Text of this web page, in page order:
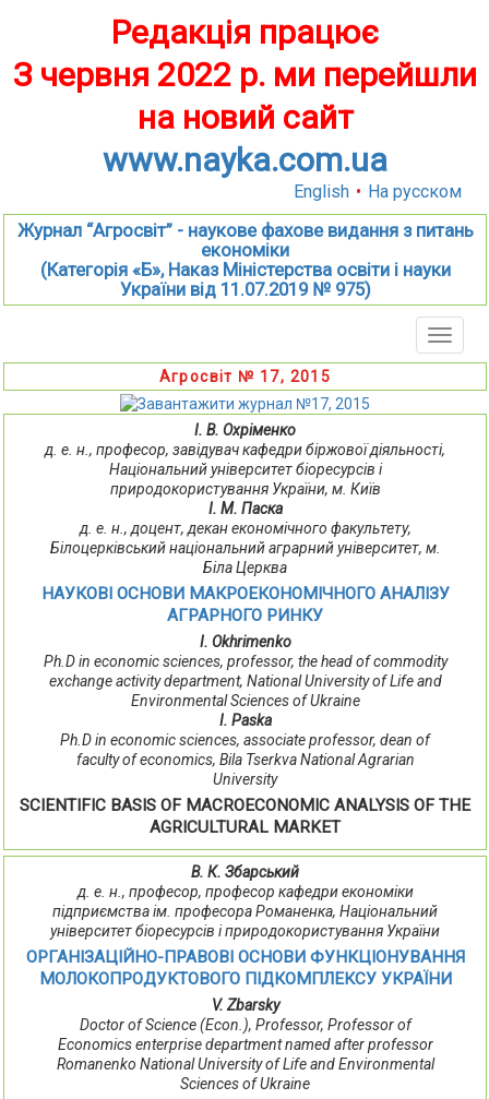
Редакція працює
З червня 2022 р. ми перейшли
на новий сайт
www.nayka.com.ua
English • На русском
Журнал “Агросвіт” - наукове фахове видання з питань
економіки
(Категорія «Б», Наказ Міністерства освіти і науки
України від 11.07.2019 № 975)
Toggle
Агросвіт № 17, 2015
І. В. Охріменко
д. е. н., професор, завідувач кафедри біржової діяльності,
Національний університет біоресурсів і
природокористування України, м. Київ
І. М. Паска
д. е. н., доцент, декан економічного факультету,
Білоцерківський національний аграрний університет, м.
Біла Церква
НАУКОВІ ОСНОВИ МАКРОЕКОНОМІЧНОГО АНАЛІЗУ
АГРАРНОГО РИНКУ
I. Okhrimenko
Ph.D in economic sciences, professor, the head of commodity
exchange activity department, National University of Life and
Environmental Sciences of Ukraine
I. Paska
Ph.D in economic sciences, associate professor, dean of
faculty of economics, Bila Tserkva National Agrarian
University
SCIENTIFIC BASIS OF MACROECONOMIC ANALYSIS OF THE
AGRICULTURAL MARKET
В. К. Збарський
д. е. н., професор, професор кафедри економіки
підприємства ім. професора Романенка, Національний
університет біоресурсів і природокористування України
ОРГАНІЗАЦІЙНО-ПРАВОВІ ОСНОВИ ФУНКЦІОНУВАННЯ
МОЛОКОПРОДУКТОВОГО ПІДКОМПЛЕКСУ УКРАЇНИ
V. Zbarsky
Doctor of Science (Econ.), Professor, Professor of
Economics enterprise department named after professor
Romanenko National University of Life and Environmental
Sciences of Ukraine